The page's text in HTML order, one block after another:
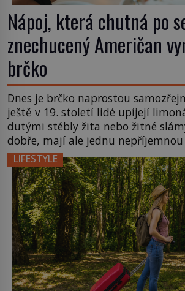
Nápoj, která chutná po
znechucený Američan
brčko
Dnes je brčko naprostou
ještě v 19. století lidé upíjejí
dutými stébly žita nebo žitné
dobře, mají ale jednu
chvíli se rozmáčejí a nápoji
příchuť. Právě tahle drobná
amerického výrobce cigaretových
nápadu, který změní způsob pití
LIFESTYLE